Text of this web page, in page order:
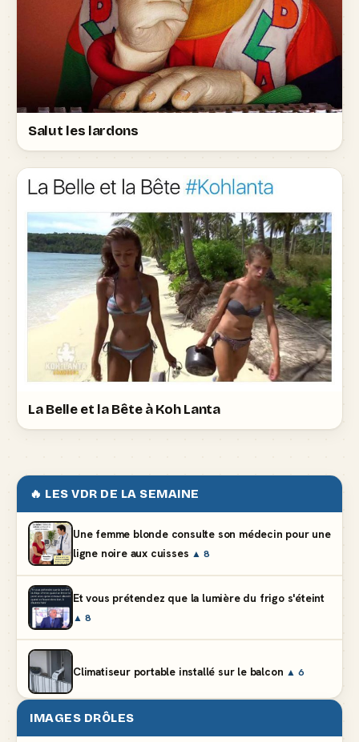
Salut les lardons
La Belle et la Bête à Koh Lanta
🔥 LES VDR DE LA SEMAINE
Une femme blonde consulte son médecin pour une
ligne noire aux cuisses ▲ 8
Et vous prétendez que la lumière du frigo s'éteint
▲ 8
Climatiseur portable installé sur le balcon ▲ 6
Partager l'addition alors que vous n'avez pris
IMAGES DRÔLES